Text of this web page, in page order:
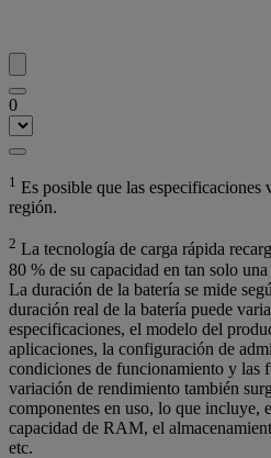
0
1 Es posible que las especificaciones
región.
2 La tecnología de carga rápida
80 % de su capacidad en tan solo
La duración de la batería se mide
duración real de la batería puede
especificaciones, el modelo del
aplicaciones, la configuración de
condiciones de funcionamiento y las
variación de rendimiento también
componentes en uso, lo que incluye,
capacidad de RAM, el
etc.